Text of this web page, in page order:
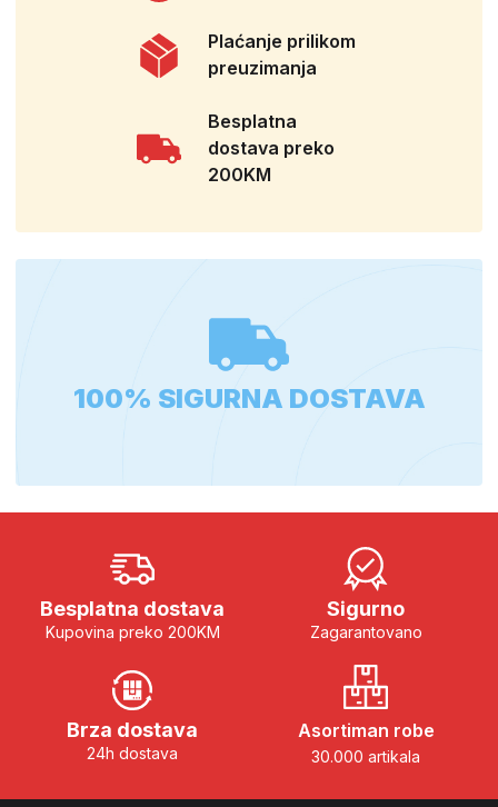
Plaćanje prilikom
preuzimanja
Besplatna
dostava preko
200KM
100% SIGURNA DOSTAVA
Besplatna dostava
Kupovina preko 200KM
Sigurno
Zagarantovano
Brza dostava
24h dostava
Asortiman robe
30.000 artikala